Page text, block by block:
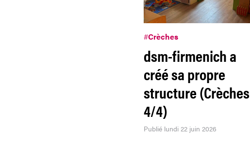
#Crèches
dsm-firmenich a
créé sa propre
structure (Crèches
4/4)
Publié lundi 22 juin 2026